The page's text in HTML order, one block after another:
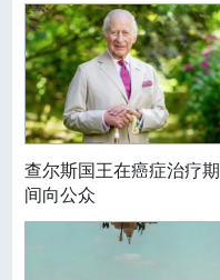
查尔斯国王在癌症治疗期
间向公众